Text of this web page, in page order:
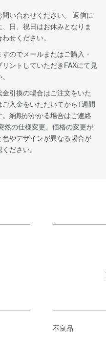
い合わせください。 返信に
日、祝日はお休みとなりま
せください。
のでメールまたはご購入・
ントしていただきFAXにて見
引換の場合はご注文をいた
入金をいただいてから1週間
納期がかかる場合はご連絡
然の仕様変更、価格の変更が
やデザインが異なる場合が
ださい。
不良品